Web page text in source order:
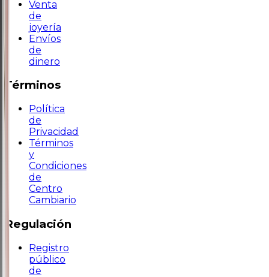
Venta
de
joyería
Envíos
de
dinero
Términos
Política
de
Privacidad
Términos
y
Condiciones
de
Centro
Cambiario
Regulación
Registro
público
de